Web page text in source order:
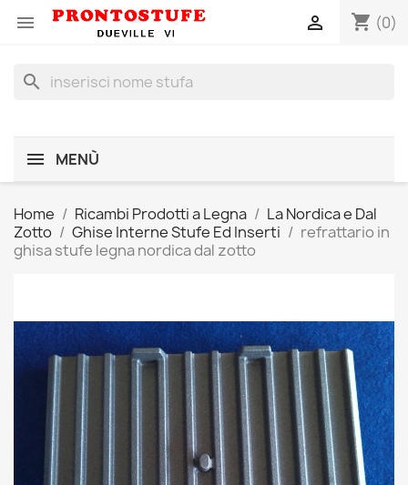
 shopping_cart (0)

search
MENÙ
Home Ricambi Prodotti a Legna
La Nordica e Dal
Zotto
Ghise Interne Stufe Ed Inserti
refrattario in
ghisa stufe legna nordica dal zotto